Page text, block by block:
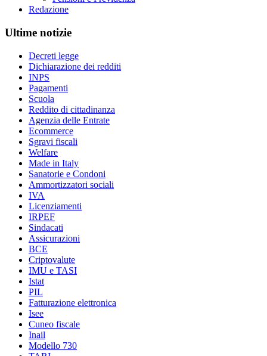
Redazione
Ultime notizie
Decreti legge
Dichiarazione dei redditi
INPS
Pagamenti
Scuola
Reddito di cittadinanza
Agenzia delle Entrate
Ecommerce
Sgravi fiscali
Welfare
Made in Italy
Sanatorie e Condoni
Ammortizzatori sociali
IVA
Licenziamenti
IRPEF
Sindacati
Assicurazioni
BCE
Criptovalute
IMU e TASI
Istat
PIL
Fatturazione elettronica
Isee
Cuneo fiscale
Inail
Modello 730